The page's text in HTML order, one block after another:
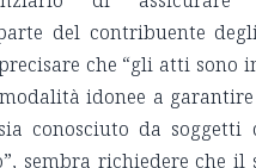
del contribuente
che “gli atti sono
idonee a
conosciuto da soggetti
sembra richiedere che il